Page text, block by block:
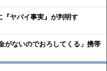
『ヤバイ事実』が判明す
がないのでおろしてくる」携帯